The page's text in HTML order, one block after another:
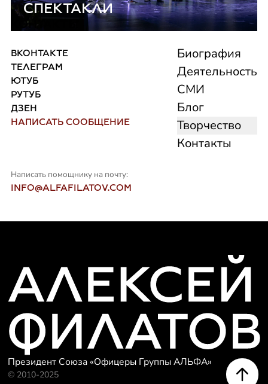
СПЕКТАКЛИ
КОНТАКТЫ
ВКОНТАКТЕ
ТЕЛЕГРАМ
ЮТУБ
РУТУБ
ДЗЕН
НАПИСАТЬ СООБЩЕНИЕ
Биография
Деятельность
СМИ
Блог
Творчество
Контакты
Написать помощнику на почту:
INFO@ALFAFILATOV.COM
Президент Союза «Офицеры Группы АЛЬФА»
© 2010-2025